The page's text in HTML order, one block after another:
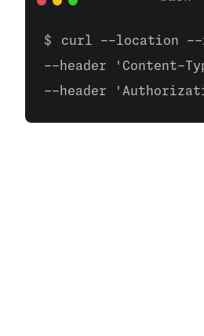
curl --location --
--header 'Content-
--header